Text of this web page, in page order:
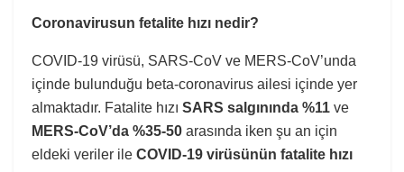
Coronavirusun fetalite hızı nedir?
COVID-19 virüsü, SARS-CoV ve MERS-CoV’unda
içinde bulunduğu beta-coronavirus ailesi içinde yer
almaktadır. Fatalite hızı SARS salgınında %11 ve
MERS-CoV’da %35-50 arasında iken şu an için
eldeki veriler ile COVID-19 virüsünün fatalite hızı